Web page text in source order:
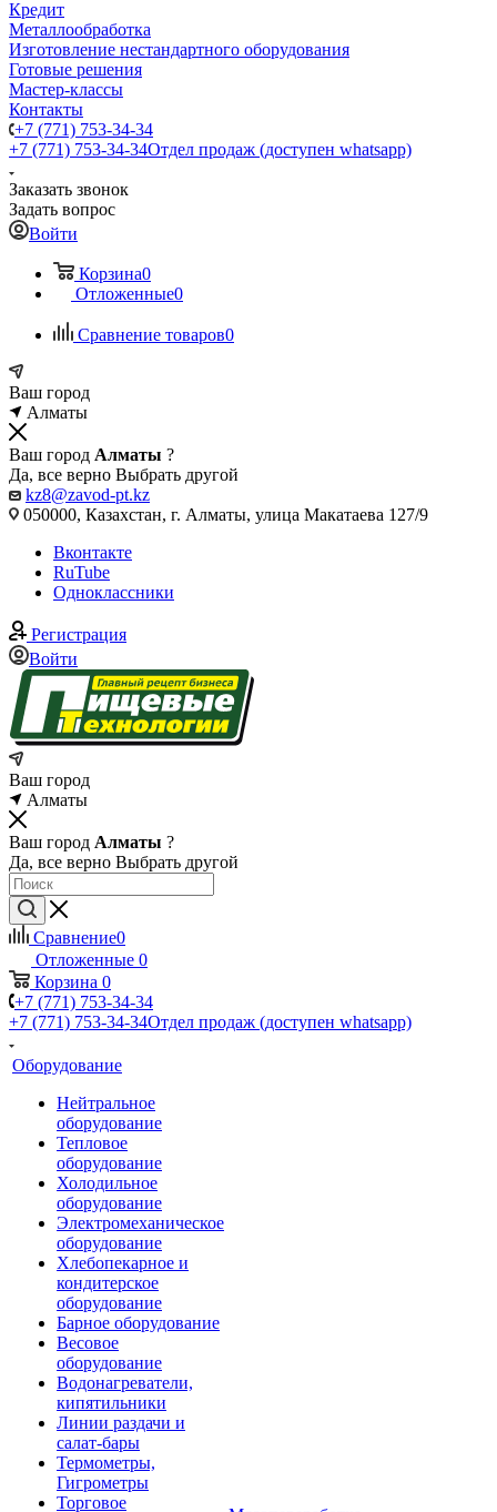
Кредит
Металлообработка
Изготовление нестандартного оборудования
Готовые решения
Мастер-классы
Контакты
+7 (771) 753-34-34
+7 (771) 753-34-34Отдел продаж (доступен whatsapp)
Заказать звонок
Задать вопрос
Войти
Корзина0
Отложенные0
Сравнение товаров0
Ваш город
Алматы
Ваш город Алматы ?
Да, все верно Выбрать другой
kz8@zavod-pt.kz
050000, Казахстан, г. Алматы, улица Макатаева 127/9
Вконтакте
RuTube
Одноклассники
Регистрация
Войти
Ваш город
Алматы
Ваш город Алматы ?
Да, все верно Выбрать другой
Сравнение0
Отложенные 0
Корзина 0
+7 (771) 753-34-34
+7 (771) 753-34-34Отдел продаж (доступен whatsapp)
Оборудование
Нейтральное
оборудование
Тепловое
оборудование
Холодильное
оборудование
Электромеханическое
оборудование
Хлебопекарное и
кондитерское
оборудование
Барное оборудование
Весовое
оборудование
Водонагреватели,
кипятильники
Линии раздачи и
салат-бары
Термометры,
Гигрометры
Торговое